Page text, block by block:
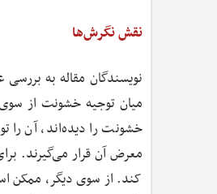
نقش نگرش‌ها
میان توجیه خشونت از
خشونت را دیده‌اند، آن را
معرض آن قرار می‌گیرند.
کند. از سوی دیگر، ممکن